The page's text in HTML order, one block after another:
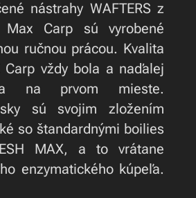
nástrahy WAFTERS z
Max Carp sú vyrobené
ručnou prácou. Kvalita
Carp vždy bola a naďalej
na prvom mieste.
sú svojim zložením
so štandardnými boilies
MAX, a to vrátane
enzymatického kúpeľa.